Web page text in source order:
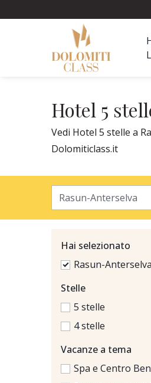
Hotel 5
Vedi Hotel 5 stelle a
Dolomiticlass.it
Hai selezionato
Rasun-Anterselva
Stelle
5 stelle
4 stelle
Vacanze a tema
Spa e Centro